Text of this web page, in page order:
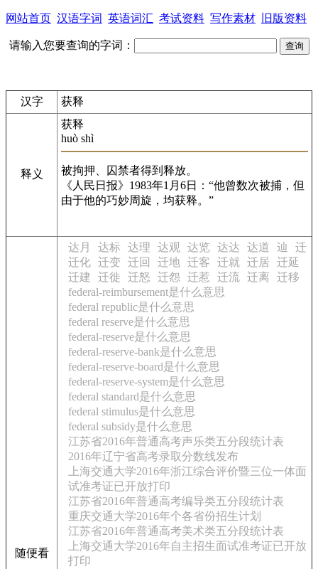
网站首页 汉语字词 英语词汇 考试资料 写作素材 旧版资料
请输入您要查询的字词：
汉字 获释
释义
获释
huò shì
被拘押、囚禁者得到释放。
《人民日报》1983年1月6日：“他曾数次被捕，但
由于他的巧妙周旋，均获释。”
随便看
达月 达标 达理 达观 达览 达达 达道 辿
迁
迁化 迁变 迁回 迁地 迁客 迁就 迁居
迁延
迁建
迁徙 迁怒 迁怨 迁惹 迁流 迁离
迁移
federal-reimbursement是什么意思
federal republic是什么意思
federal reserve是什么意思
federal-reserve是什么意思
federal-reserve-bank是什么意思
federal-reserve-board是什么意思
federal-reserve-system是什么意思
federal standard是什么意思
federal stimulus是什么意思
federal subsidy是什么意思
江苏省2016年普通高考声乐类五分段统计表
2016年辽宁省高考录取分数线发布
上海交通大学2016年浙江综合评价暨三位一体面
试准考证已开放打印
江苏省2016年普通高考编导类五分段统计表
重庆交通大学2016年个各省份招生计划
江苏省2016年普通高考美术类五分段统计表
上海交通大学2016年自主招生面试准考证已开放
打印